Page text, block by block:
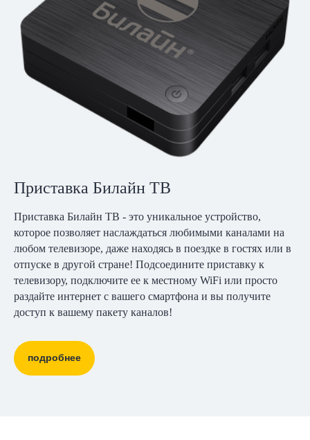
Приставка Билайн ТВ
Приставка Билайн ТВ - это уникальное устройство,
которое позволяет наслаждаться любимыми каналами на
любом телевизоре, даже находясь в поездке в гостях или в
отпуске в другой стране! Подсоедините приставку к
телевизору, подключите ее к местному WiFi или просто
раздайте интернет с вашего смартфона и вы получите
доступ к вашему пакету каналов!
подробнее